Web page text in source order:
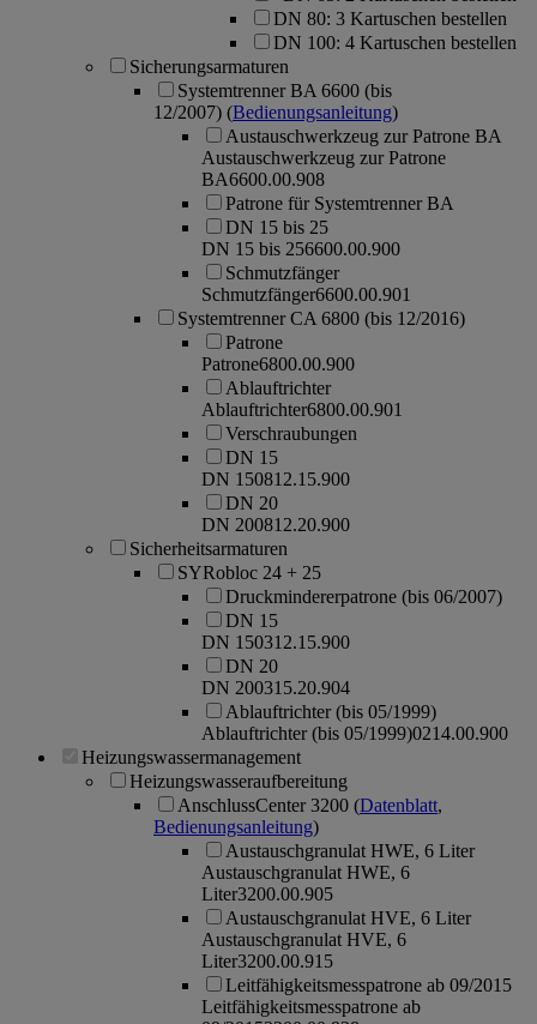
DN 80: 3 Kartuschen bestellen
DN 100: 4 Kartuschen bestellen
Sicherungsarmaturen
Systemtrenner BA 6600 (bis
12/2007) (Bedienungsanleitung)
Austauschwerkzeug zur Patrone BA
Austauschwerkzeug zur Patrone
BA6600.00.908
Patrone für Systemtrenner BA
DN 15 bis 25
DN 15 bis 256600.00.900
Schmutzfänger
Schmutzfänger6600.00.901
Systemtrenner CA 6800 (bis 12/2016)
Patrone
Patrone6800.00.900
Ablauftrichter
Ablauftrichter6800.00.901
Verschraubungen
DN 15
DN 150812.15.900
DN 20
DN 200812.20.900
Sicherheitsarmaturen
SYRobloc 24 + 25
Druckmindererpatrone (bis 06/2007)
DN 15
DN 150312.15.900
DN 20
DN 200315.20.904
Ablauftrichter (bis 05/1999)
Ablauftrichter (bis 05/1999)0214.00.900
Heizungswassermanagement
Heizungswasseraufbereitung
AnschlussCenter 3200 (Datenblatt,
Bedienungsanleitung)
Austauschgranulat HWE, 6 Liter
Austauschgranulat HWE, 6
Liter3200.00.905
Austauschgranulat HVE, 6 Liter
Austauschgranulat HVE, 6
Liter3200.00.915
Leitfähigkeitsmesspatrone ab 09/2015
Leitfähigkeitsmesspatrone ab